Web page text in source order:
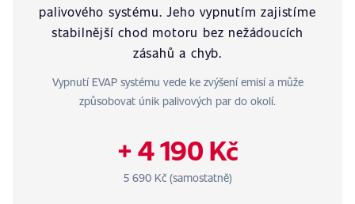
palivového systému. Jeho vypnutím zajistíme
stabilnější chod motoru bez nežádoucích
zásahů a chyb.
Vypnutí EVAP systému vede ke zvýšení emisí a může
způsobovat únik palivových par do okolí.
+ 4 190 Kč
5 690 Kč (samostatně)